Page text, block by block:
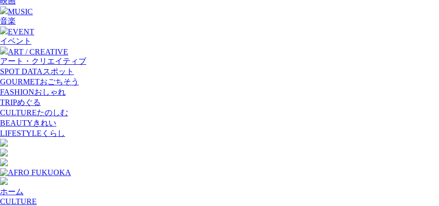
MUSIC
音楽
EVENT
イベント
ART / CREATIVE
アート・クリエイティブ
SPOT DATA スポット
GOURMETおごちそう
FASHIONおしゃれ
TRIPめぐる
CULTUREたのしむ
BEAUTYきれい
LIFESTYLE くらし
ホーム
CULTURE